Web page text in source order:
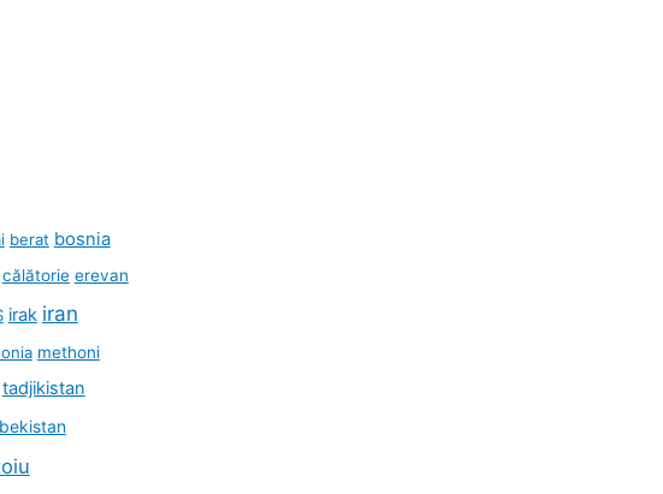
berat bosnia
călătorie erevan
irak iran
methoni
tadjikistan